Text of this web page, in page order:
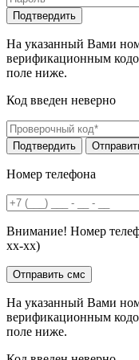
На указанный Вами
верификационным
поле ниже.
Код введен неверно
Номер телефона
Внимание! Номер
хх-хх)
На указанный Вами
верификационным
поле ниже.